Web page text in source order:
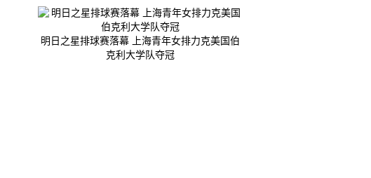
明日之星排球赛落幕 上海青年女排力克美国伯
克利大学队夺冠